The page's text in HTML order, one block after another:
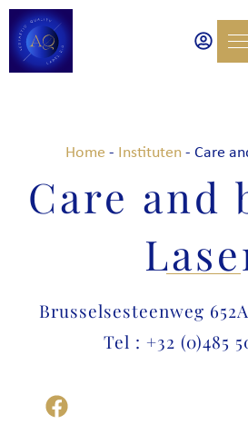
Home - Instituten- Care
Care and
Brusselsesteenweg
Tel : +32 (0)485